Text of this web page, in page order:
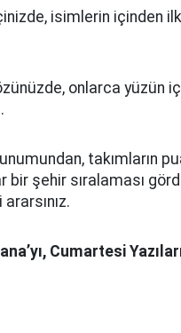
isimlerin içinden
onlarca yüzün
takımların
bir şehir sıralaması
Cumartesi